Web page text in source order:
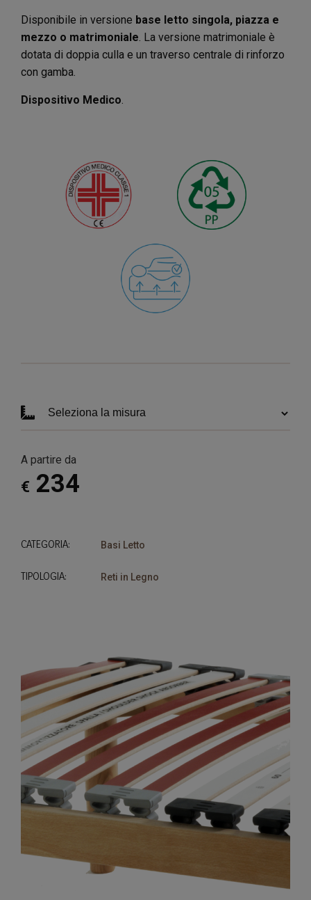
Disponibile in versione base letto singola, piazza e
mezzo o matrimoniale. La versione matrimoniale è
dotata di doppia culla e un traverso centrale di rinforzo
con gamba.
Dispositivo Medico.
A partire da
€ 234
CATEGORIA: Basi Letto
TIPOLOGIA: Reti in Legno